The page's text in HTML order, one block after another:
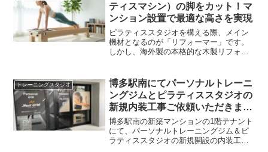
ティスマシン）の脚をカット！マ
ンション設置で最適な高さを実現
ピラティススタジオを構える際、メイン
機材となるのが「リフォーマー」です。
しかし、海外製の本格的な木製リフォー
長すぎて使いにくい」と感じるケースが
少なくありません。今回は、マンション
の一室にピラティスマシンを設置するに
あたり、「使いやすさ」を最優先してマ
シンの脚をカットしたカスタマイズ事例
をご紹介します。なぜリフォーマーの
「脚カット」が必要なのか？ピラティス
マシンを導入した際、意外と見落としが
トレーニングスタジオ
博多駅南にてパーソナルトレーニ
ングジムとピラティススタジオの
新規内装工事ご依頼いただきまし
た
博多駅南の新築マンションの1階テナント
にて、パーソナルトレーニングジム＆ピ
ラティススタジオの新規開設の内装工事